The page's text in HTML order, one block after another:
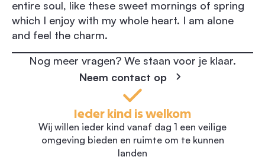
entire soul, like these sweet mornings of spring
which I enjoy with my whole heart. I am alone
and feel the charm.
Nog meer vragen? We staan voor je klaar.
Neem contact op
Ieder kind is welkom
Wij willen ieder kind vanaf dag 1 een veilige
omgeving bieden en ruimte om te kunnen
landen